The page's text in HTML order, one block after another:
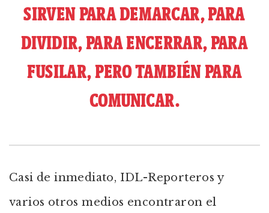
SIRVEN PARA DEMARCAR, PARA
DIVIDIR, PARA ENCERRAR, PARA
FUSILAR, PERO TAMBIÉN PARA
COMUNICAR.
Casi de inmediato, IDL-Reporteros y
varios otros medios encontraron el